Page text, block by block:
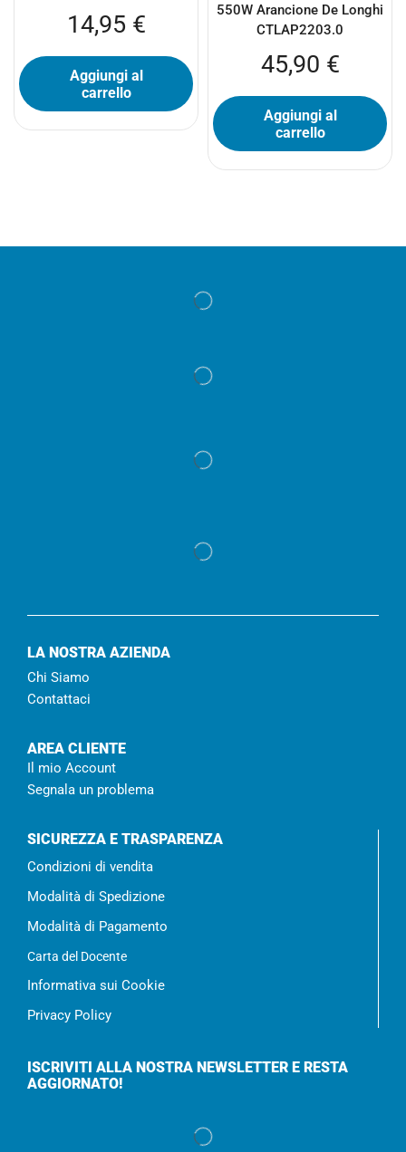
14,95 €
Aggiungi al
carrello
550W Arancione De Longhi
CTLAP2203.0
45,90 €
Aggiungi al
carrello
LA NOSTRA AZIENDA
Chi Siamo
Contattaci
AREA CLIENTE
Il mio Account
Segnala un problema
SICUREZZA E TRASPARENZA
Condizioni di vendita
Modalità di Spedizione
Modalità di Pagamento
Carta del Docente
Informativa sui Cookie
Privacy Policy
ISCRIVITI ALLA NOSTRA NEWSLETTER E RESTA
AGGIORNATO!